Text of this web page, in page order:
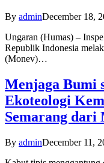
By adminDecember 18,
Ungaran (Humas) –
Republik Indonesia
(Monev)…
Menjaga Bumi
Ekoteologi
Semarang dari
By adminDecember 11,